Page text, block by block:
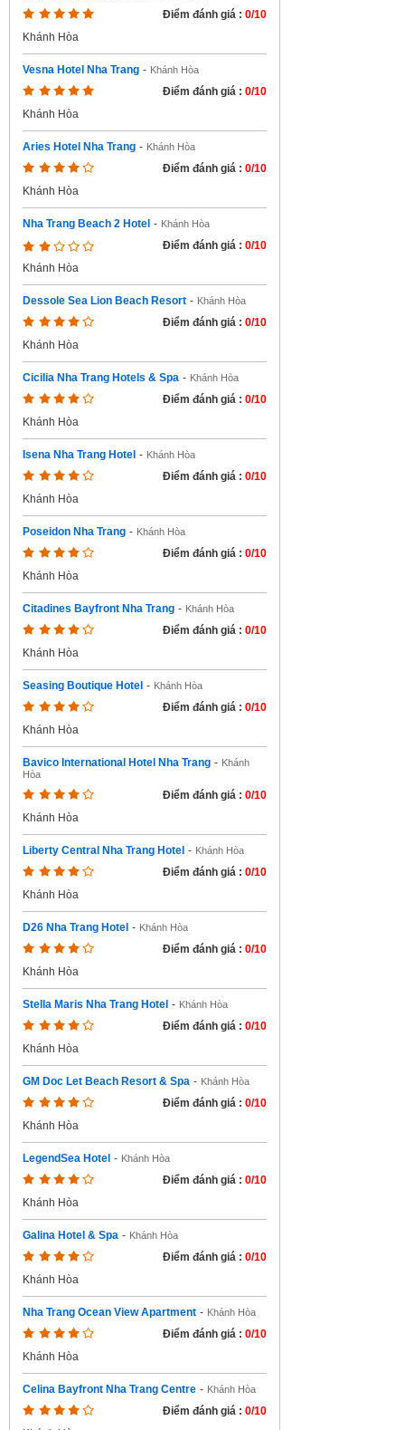
Điểm đánh giá : 0/10
Khánh Hòa
Vesna Hotel Nha Trang - Khánh Hòa
Điểm đánh giá : 0/10
Khánh Hòa
Aries Hotel Nha Trang - Khánh Hòa
Điểm đánh giá : 0/10
Khánh Hòa
Nha Trang Beach 2 Hotel - Khánh Hòa
Điểm đánh giá : 0/10
Khánh Hòa
Dessole Sea Lion Beach Resort - Khánh Hòa
Điểm đánh giá : 0/10
Khánh Hòa
Cicilia Nha Trang Hotels & Spa - Khánh Hòa
Điểm đánh giá : 0/10
Khánh Hòa
Isena Nha Trang Hotel - Khánh Hòa
Điểm đánh giá : 0/10
Khánh Hòa
Poseidon Nha Trang - Khánh Hòa
Điểm đánh giá : 0/10
Khánh Hòa
Citadines Bayfront Nha Trang - Khánh Hòa
Điểm đánh giá : 0/10
Khánh Hòa
Seasing Boutique Hotel - Khánh Hòa
Điểm đánh giá : 0/10
Khánh Hòa
Bavico International Hotel Nha Trang - Khánh
Hòa
Điểm đánh giá : 0/10
Khánh Hòa
Liberty Central Nha Trang Hotel - Khánh Hòa
Điểm đánh giá : 0/10
Khánh Hòa
D26 Nha Trang Hotel - Khánh Hòa
Điểm đánh giá : 0/10
Khánh Hòa
Stella Maris Nha Trang Hotel - Khánh Hòa
Điểm đánh giá : 0/10
Khánh Hòa
GM Doc Let Beach Resort & Spa - Khánh Hòa
Điểm đánh giá : 0/10
Khánh Hòa
LegendSea Hotel - Khánh Hòa
Điểm đánh giá : 0/10
Khánh Hòa
Galina Hotel & Spa - Khánh Hòa
Điểm đánh giá : 0/10
Khánh Hòa
Nha Trang Ocean View Apartment - Khánh Hòa
Điểm đánh giá : 0/10
Khánh Hòa
Celina Bayfront Nha Trang Centre - Khánh Hòa
Điểm đánh giá : 0/10